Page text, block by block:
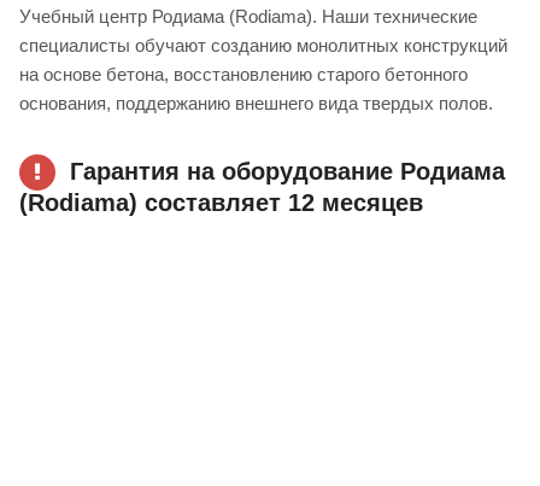
Учебный центр Родиама (Rodiama). Наши технические
специалисты обучают созданию монолитных конструкций
на основе бетона, восстановлению старого бетонного
основания, поддержанию внешнего вида твердых полов.
Гарантия на оборудование Родиама
(Rodiama) составляет 12 месяцев